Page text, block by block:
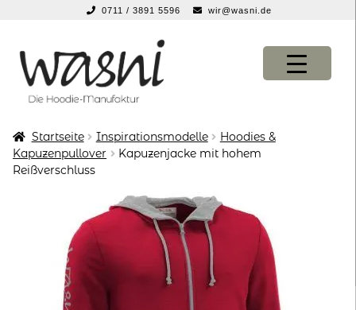
0711 / 3891 5596 wir@wasni.de
Navigation
springen
Inhalt
springen
KONFIGURATOR
KONFIGURATOR
Startseite Inspirationsmodelle
Hoodies &
Kapuzenpullover
Kapuzenjacke mit hohem
Reißverschluss